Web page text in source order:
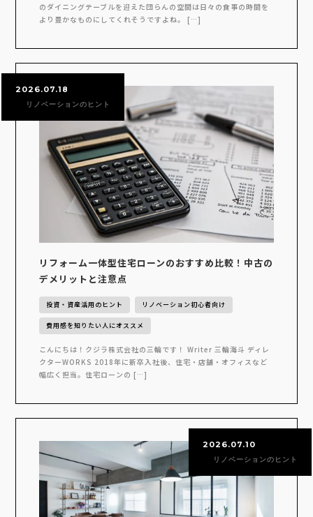
のダイニングテーブルを迎えた団らんの空間は日々の食事の時間を
より豊かなものにしてくれそうですよね。 […]
2026.07.18
リノベーションのヒント
リフォーム一体型住宅ローンのおすすめ比較！中古の
デメリットと注意点
投資・資産活用のヒント リノベーション初心者向け
費用感を知りたい人にオススメ
こんにちは！クジラ株式会社の三輪です！ Writer 三輪海斗 ディレ
クターWORKS 2018年に新卒入社後、住宅・店舗・オフィスなど
幅広く担当。住宅ローンの […]
2026.07.10
リノベーションのヒント